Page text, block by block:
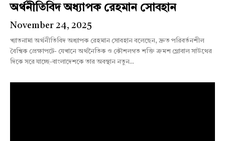
অর্থনীতিবিদ অধ্যাপক রেহমান সোবহান
November 24, 2025
খ্যাতনামা অর্থনীতিবিদ অধ্যাপক রেহমান সোবহান বলেছেন, দ্রুত পরিবর্তনশীল
বৈশ্বিক প্রেক্ষাপটে- যেখানে অর্থনৈতিক ও কৌশলগত শক্তি ক্রমশ গ্লোবাল সাউথের
দিকে সরে যাচ্ছে-বাংলাদেশকে তার অবস্থান নতুন...